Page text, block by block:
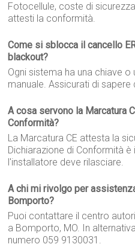
Fotocellule, coste di
attesti la conformità.
Come si sblocca il cancello
blackout?
Ogni sistema ha una chiave
manuale. Assicurati di
A cosa servono la Marcatura
Conformità?
La Marcatura CE attesta la
Dichiarazione di Conformità
l'installatore deve rilasciare.
A chi mi rivolgo per
Bomporto?
Puoi contattare il centro
a Bomporto, MO. In
numero 059 9130031.